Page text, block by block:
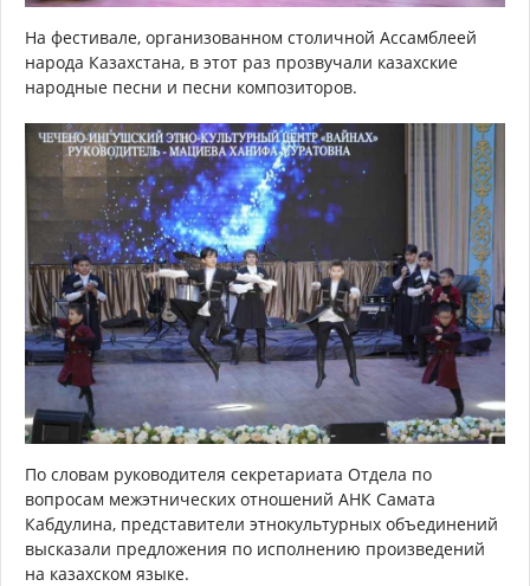
На фестивале, организованном столичной Ассамблеей
народа Казахстана, в этот раз прозвучали казахские
народные песни и песни композиторов.
По словам руководителя секретариата Отдела по
вопросам межэтнических отношений АНК Самата
Кабдулина, представители этнокультурных объединений
высказали предложения по исполнению произведений
на казахском языке.